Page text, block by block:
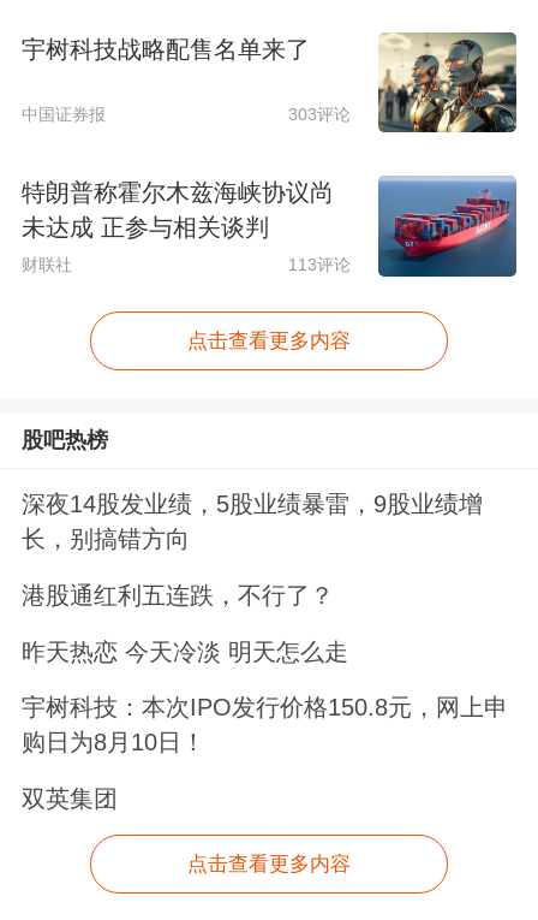
宇树科技战略配售名单来了
中国证券报 303评论
特朗普称霍尔木兹海峡协议尚
未达成 正参与相关谈判
财联社 113评论
点击查看更多内容
股吧热榜
深夜14股发业绩，5股业绩暴雷，9股业绩增
长，别搞错方向
港股通红利五连跌，不行了？
昨天热恋 今天冷淡 明天怎么走
宇树科技：本次IPO发行价格150.8元，网上申
购日为8月10日！
双英集团
点击查看更多内容